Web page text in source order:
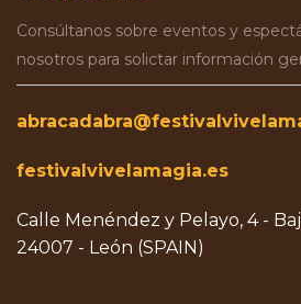
Consúltanos sobre eventos y
nosotros para solictar información
festivalvivelamagia.es
Calle Menéndez y Pelayo, 4 -
24007 - León (SPAIN)